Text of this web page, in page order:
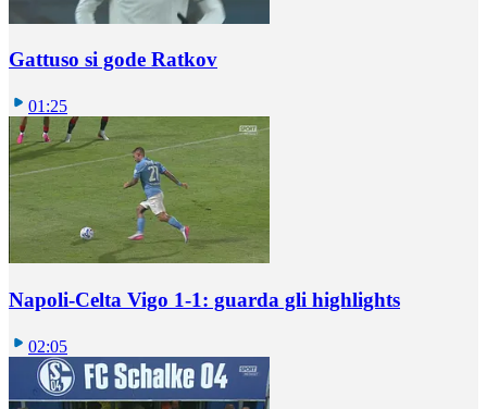
Gattuso si gode Ratkov
01:25
Napoli-Celta Vigo 1-1: guarda gli highlights
02:05